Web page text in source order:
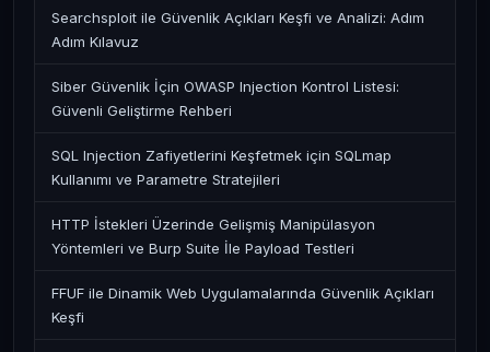
Searchsploit ile Güvenlik Açıkları Keşfi ve Analizi: Adım
Adım Kılavuz
Siber Güvenlik İçin OWASP Injection Kontrol Listesi:
Güvenli Geliştirme Rehberi
SQL Injection Zafiyetlerini Keşfetmek için SQLmap
Kullanımı ve Parametre Stratejileri
HTTP İstekleri Üzerinde Gelişmiş Manipülasyon
Yöntemleri ve Burp Suite İle Payload Testleri
FFUF ile Dinamik Web Uygulamalarında Güvenlik Açıkları
Keşfi